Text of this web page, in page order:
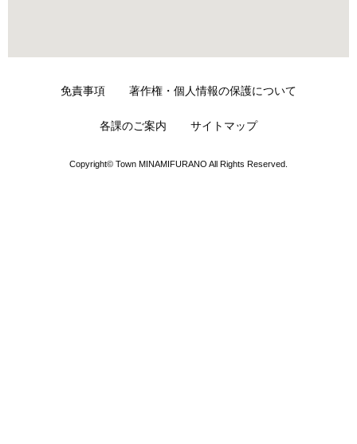
免責事項 著作権・個人情報の保護について
各課のご案内 サイトマップ
Copyright© Town MINAMIFURANO All Rights Reserved.